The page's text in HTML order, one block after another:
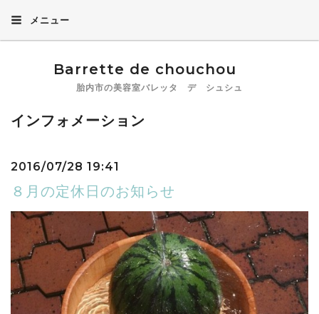
メニュー
Barrette de chouchou
胎内市の美容室バレッタ デ シュシュ
インフォメーション
2016/07/28 19:41
８月の定休日のお知らせ